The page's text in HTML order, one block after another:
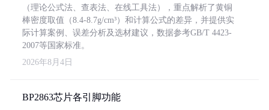
（理论公式法、查表法、在线工具法），重点解析了黄铜
棒密度取值（8.4-8.7g/cm³）和计算公式的差异，并提供实
际计算案例、误差分析及选材建议，数据参考GB/T 4423-
2007等国家标准。
2026年8月4日
BP2863芯片各引脚功能